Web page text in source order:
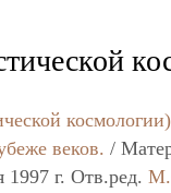
космологии)
веков. /
1997 г. Отв.ред.